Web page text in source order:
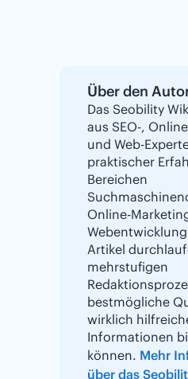
Über den
Das Seobility
aus SEO-,
und Web-
praktischer
Bereichen
Online-
Artikel
mehrstufigen
bestmögliche
wirklich
Informationen
können. Mehr
über das